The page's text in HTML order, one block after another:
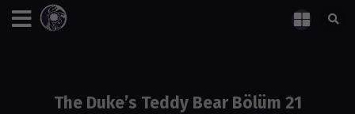
The Duke’s Teddy Bear Bölüm 21